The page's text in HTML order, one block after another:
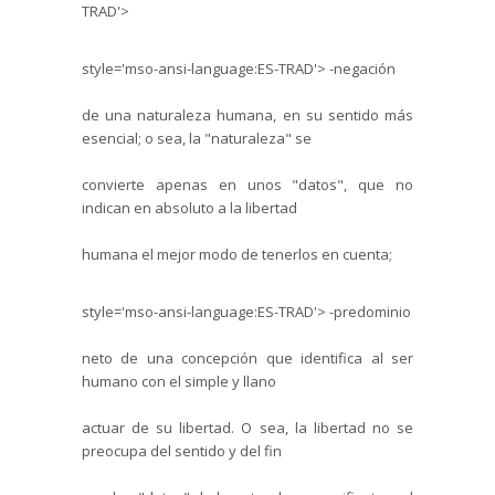
TRAD'>
style='mso-ansi-language:ES-TRAD'> -negación
de una naturaleza humana, en su sentido más
esencial; o sea, la "naturaleza" se
convierte apenas en unos "datos", que no
indican en absoluto a la libertad
humana el mejor modo de tenerlos en cuenta;
style='mso-ansi-language:ES-TRAD'> -predominio
neto de una concepción que identifica al ser
humano con el simple y llano
actuar de su libertad. O sea, la libertad no se
preocupa del sentido y del fin